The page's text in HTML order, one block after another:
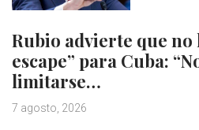
Rubio advierte que no
escape” para Cuba:
limitarse…
7 agosto, 2026